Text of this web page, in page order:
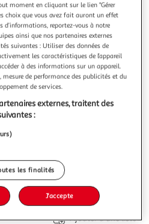
42db - sn23hw02ke
vaiselle SN23HW02KE de
de 13 couverts et possède 6
45-65 °C, Intensif 70 °C,
45 °C, Favourite (Pré-rinçage)
Zone intensive, Demi-charge,
Ajouter au panier
Ajouter à une liste
moment en cliquant sur le lien "Gérer
choix que vous avez fait auront un effet
d’informations, reportez-vous à notre
ainsi que nos partenaires externes
suivantes : Utiliser des données de
les caractéristiques de l’appareil
à des informations sur un appareil.
de performance des publicités et du
de services.
externes, traitent des
:
les finalités
J'accepte